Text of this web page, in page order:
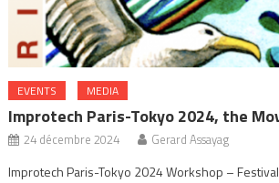
EVENTS MEDIA
Improtech Paris-Tokyo 2024, the
24 décembre 2024 Gerard Assayag
Improtech Paris-Tokyo 2024 Workshop –